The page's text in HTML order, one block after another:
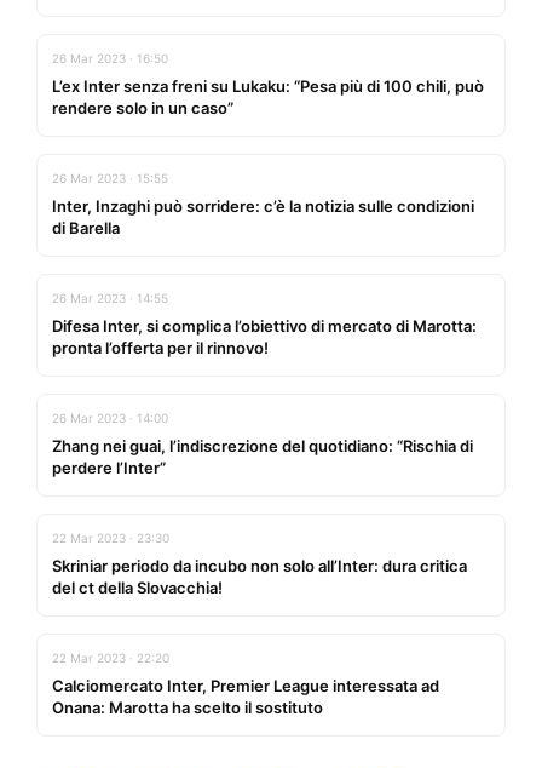
26 Mar 2023 · 16:50
L’ex Inter senza freni su Lukaku: “Pesa più di 100 chili, può
rendere solo in un caso”
26 Mar 2023 · 15:55
Inter, Inzaghi può sorridere: c’è la notizia sulle condizioni
di Barella
26 Mar 2023 · 14:55
Difesa Inter, si complica l’obiettivo di mercato di Marotta:
pronta l’offerta per il rinnovo!
26 Mar 2023 · 14:00
Zhang nei guai, l’indiscrezione del quotidiano: “Rischia di
perdere l’Inter”
22 Mar 2023 · 23:30
Skriniar periodo da incubo non solo all’Inter: dura critica
del ct della Slovacchia!
22 Mar 2023 · 22:20
Calciomercato Inter, Premier League interessata ad
Onana: Marotta ha scelto il sostituto